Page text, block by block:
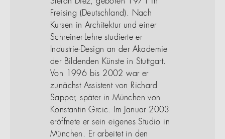
Freising (Deutschland). Nach
Kursen in Architektur und einer
Schreiner-Lehre studierte er
Industrie-Design an der Akademie
der Bildenden Künste in Stuttgart.
Von 1996 bis 2002 war er
zunächst Assistent von Richard
Sapper, später in München von
Konstantin Grcic. Im Januar 2003
eröffnete er sein eigenes Studio in
München. Er arbeitet in den